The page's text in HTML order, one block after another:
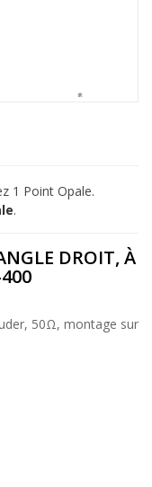
1 Point Opale.
.
DROIT, À
50Ω, montage sur